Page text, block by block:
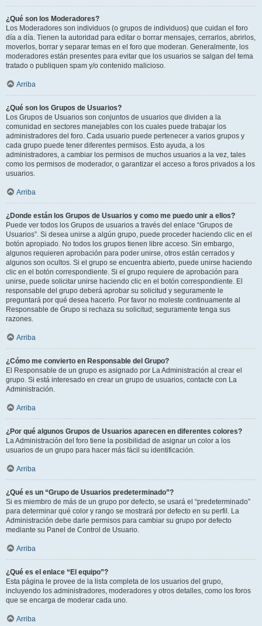
¿Qué son los Moderadores?
Los Moderadores son individuos (o grupos de individuos) que cuidan el foro
día a día. Tienen la autoridad para editar o borrar mensajes, cerrarlos, abrirlos,
moverlos, borrar y separar temas en el foro que moderan. Generalmente, los
moderadores están presentes para evitar que los usuarios se salgan del tema
tratado o publiquen spam y/o contenido malicioso.
Arriba
¿Qué son los Grupos de Usuarios?
Los Grupos de Usuarios son conjuntos de usuarios que dividen a la
comunidad en sectores manejables con los cuales puede trabajar los
administradores del foro. Cada usuario puede pertenecer a varios grupos y
cada grupo puede tener diferentes permisos. Esto ayuda, a los
administradores, a cambiar los permisos de muchos usuarios a la vez, tales
como los permisos de moderador, o garantizar el acceso a foros privados a los
usuarios.
Arriba
¿Donde están los Grupos de Usuarios y como me puedo unir a ellos?
Puede ver todos los Grupos de usuarios a través del enlace “Grupos de
Usuarios”. Si desea unirse a algún grupo, puede proceder haciendo clic en el
botón apropiado. No todos los grupos tienen libre acceso. Sin embargo,
algunos requieren aprobación para poder unirse, otros están cerrados y
algunos son ocultos. Si el grupo se encuentra abierto, puede unirse haciendo
clic en el botón correspondiente. Si el grupo requiere de aprobación para
unirse, puede solicitar unirse haciendo clic en el botón correspondiente. El
responsable del grupo deberá aprobar su solicitud y seguramente le
preguntará por qué desea hacerlo. Por favor no moleste continuamente al
Responsable de Grupo si rechaza su solicitud; seguramente tenga sus
razones.
Arriba
¿Cómo me convierto en Responsable del Grupo?
El Responsable de un grupo es asignado por La Administración al crear el
grupo. Si está interesado en crear un grupo de usuarios, contacte con La
Administración.
Arriba
¿Por qué algunos Grupos de Usuarios aparecen en diferentes colores?
La Administración del foro tiene la posibilidad de asignar un color a los
usuarios de un grupo para hacer más fácil su identificación.
Arriba
¿Qué es un “Grupo de Usuarios predeterminado”?
Si es miembro de más de un grupo por defecto, se usará el “predeterminado”
para determinar qué color y rango se mostrará por defecto en su perfil. La
Administración debe darle permisos para cambiar su grupo por defecto
mediante su Panel de Control de Usuario.
Arriba
¿Qué es el enlace “El equipo”?
Esta página le provee de la lista completa de los usuarios del grupo,
incluyendo los administradores, moderadores y otros detalles, como los foros
que se encarga de moderar cada uno.
Arriba